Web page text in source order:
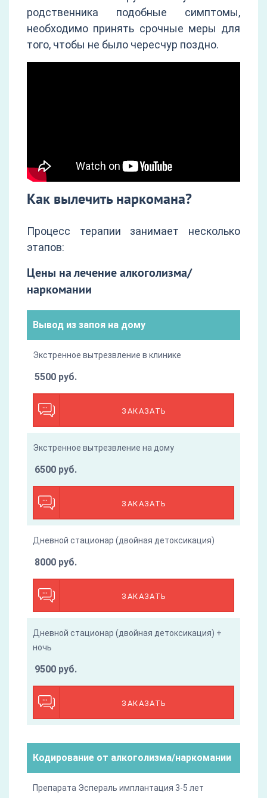
родственника подобные симптомы,
необходимо принять срочные меры для
того, чтобы не было чересчур поздно.
Как вылечить наркомана?
Процесс терапии занимает несколько
этапов:
Цены на лечение алкоголизма/
наркомании
Вывод из запоя на дому
Экстренное вытрезвление в клинике
ЗАКАЗАТЬ
5500 руб.
Экстренное вытрезвление на дому
ЗАКАЗАТЬ
6500 руб.
Дневной стационар (двойная детоксикация)
ЗАКАЗАТЬ
8000 руб.
Дневной стационар (двойная детоксикация) +
ночь
ЗАКАЗАТЬ
9500 руб.
Кодирование от алкоголизма/наркомании
Препарата Эспераль имплантация 3-5 лет